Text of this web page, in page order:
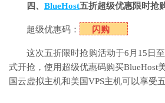
四、 BlueHost五折超级优惠限时抢
超级优惠码： 闪购
这次五折限时抢购活动于6月15日
式开抢，使用超级优惠码购买BlueHost
国云虚拟主机和美国VPS主机可以享受